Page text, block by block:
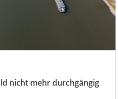
nicht mehr durchgängig